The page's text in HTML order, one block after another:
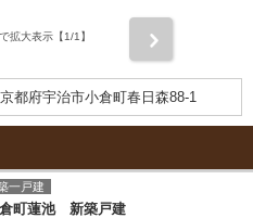
拡大表示【1/1】
京都府宇治市小倉町春日森88-1
一戸建
町蓮池 新築戸建